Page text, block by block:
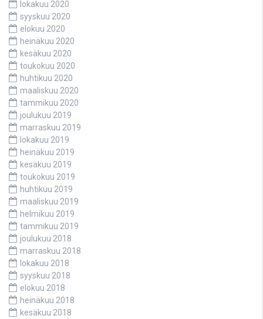
lokakuu 2020
syyskuu 2020
elokuu 2020
heinäkuu 2020
kesäkuu 2020
toukokuu 2020
huhtikuu 2020
maaliskuu 2020
tammikuu 2020
joulukuu 2019
marraskuu 2019
lokakuu 2019
heinäkuu 2019
kesäkuu 2019
toukokuu 2019
huhtikuu 2019
maaliskuu 2019
helmikuu 2019
tammikuu 2019
joulukuu 2018
marraskuu 2018
lokakuu 2018
syyskuu 2018
elokuu 2018
heinäkuu 2018
kesäkuu 2018